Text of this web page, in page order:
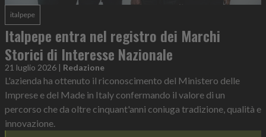
italpepe
Italpepe entra nel registro dei Marchi
Storici di Interesse Nazionale
21 luglio 2026 | Redazione
L'azienda ha ottenuto il riconoscimento del Ministero delle
Imprese e del Made in Italy confermando il valore di un
percorso che da oltre cinquant'anni coniuga tradizione, qualità e
innovazione.